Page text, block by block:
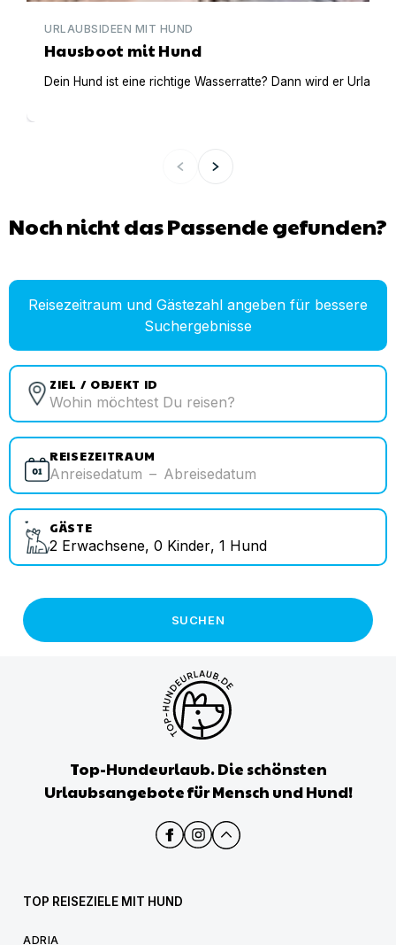
URLAUBSIDEEN MIT HUND
Hausboot mit Hund
Dein Hund ist eine richtige Wasserratte? Dann wird er
Noch nicht das Passende gefunden?
Reisezeitraum und Gästezahl angeben für bessere
Suchergebnisse
ZIEL / OBJEKT ID
REISEZEITRAUM
Anreisedatum – Abreisedatum
GÄSTE
2 Erwachsene, 0 Kinder, 1 Hund
SUCHEN
Top-Hundeurlaub. Die schönsten
Urlaubsangebote für Mensch und Hund!
TOP REISEZIELE MIT HUND
ADRIA